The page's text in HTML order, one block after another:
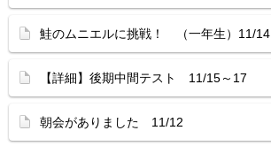
鮭のムニエルに挑戦！ （一年生）11/14
【詳細】後期中間テスト 11/15～17
朝会がありました 11/12